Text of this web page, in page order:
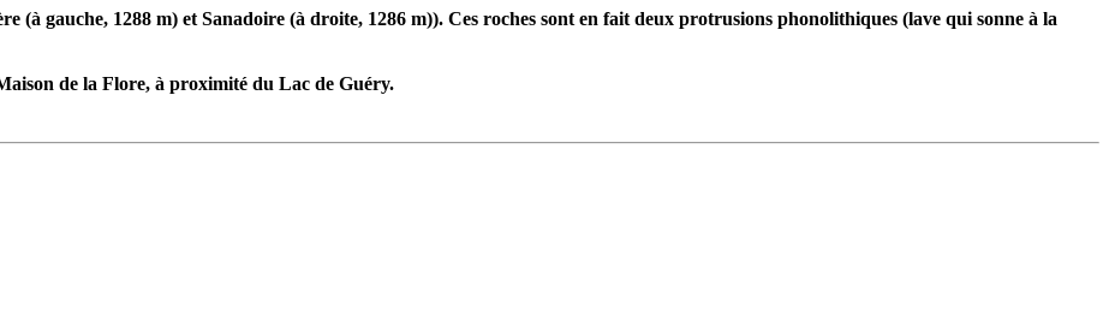
(à gauche, 1288 m) et Sanadoire (à droite, 1286 m)). Ces roches sont en fait deux protrusions phonolithiques (lave qui sonne à la
de la Flore, à proximité du Lac de Guéry.